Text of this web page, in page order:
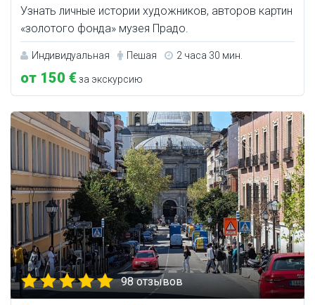
Узнать личные истории художников, авторов картин
«золотого фонда» музея Прадо.
Индивидуальная Пешая 2 часа 30 мин.
от 150 €за экскурсию
98 отзывов